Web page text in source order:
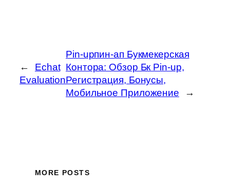
←
Echat
Evaluation
Pin-upпин-ап Букмекерская
Контора: Обзор Бк Pin-up,
Регистрация, Бонусы,
Мобильное Приложение
→
MORE POSTS